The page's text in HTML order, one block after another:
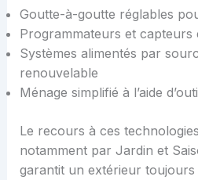
Goutte-à-goutte réglables
Programmateurs et capteurs
Systèmes alimentés par
renouvelable
Ménage simplifié à l’aide
Le recours à ces
notamment par Jardin et
garantit un extérieur